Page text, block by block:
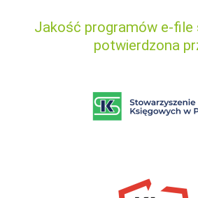
Jakość programów e-file
potwierdzona